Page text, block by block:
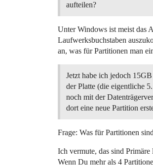
aufteilen?
Unter Windows ist meist das
Laufwerksbuchstaben
an, was für Partitionen man
Jetzt habe ich jedoch
der Platte (die eigentliche
noch mit der
dort eine neue Partition
Frage: Was für Partitionen
Ich vermute, das sind
Wenn Du mehr als 4